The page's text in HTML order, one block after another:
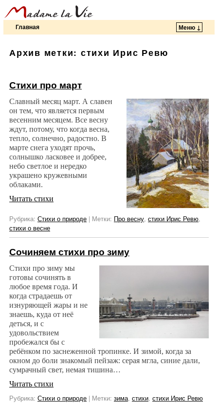
Главная Меню ↓
Архив метки: стихи Ирис Ревю
Стихи про март
Славный месяц март. А славен
он тем, что является первым
весенним месяцем. Все весну
ждут, потому, что когда весна,
тепло, солнечно, радостно. В
марте снега уходят прочь,
солнышко ласковее и добрее,
небо светлое и нередко
украшено кружевными
облаками.
Читать стихи
Рубрика: Стихи о природе | Метки: Про весну, стихи Ирис Ревю,
стихи о весне
Сочиняем стихи про зиму
Стихи про зиму мы
готовы сочинять в
любое время года. И
когда страдаешь от
изнуряющей жары и не
знаешь, куда от неё
деться, и с
удовольствием
пробежался бы с
ребёнком по заснеженной тропинке. И зимой, когда за
окном до боли знакомый пейзаж: серая мгла, синие дали,
сумрачный свет, немая тишина…
Читать стихи
Рубрика: Стихи о природе | Метки: зима, стихи, стихи Ирис Ревю